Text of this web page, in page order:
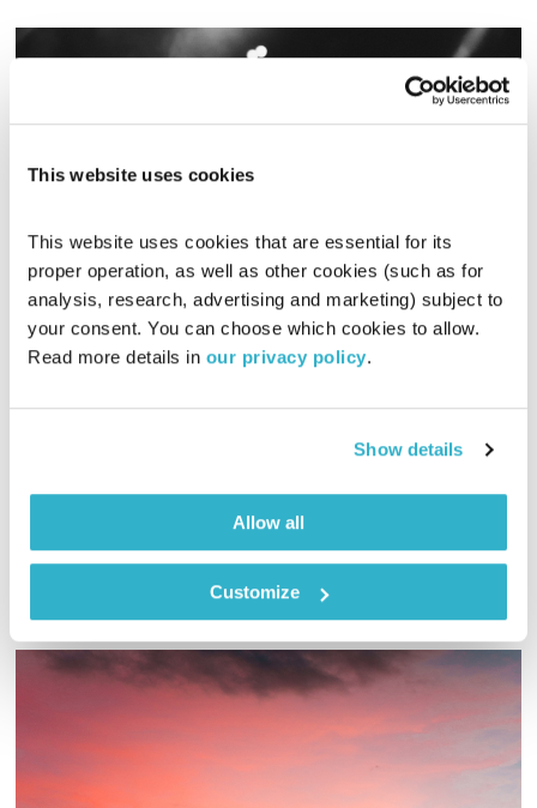
This website uses cookies
This website uses cookies that are essential for its
proper operation, as well as other cookies (such as for
analysis, research, advertising and marketing) subject to
your consent. You can choose which cookies to allow.
Read more details in our privacy policy.
Show details
Allow all
Customize
שולי רנד
ניסוי כלים
מיכה לבינסון
של מוזיקה ושיחות לחג
אודיו